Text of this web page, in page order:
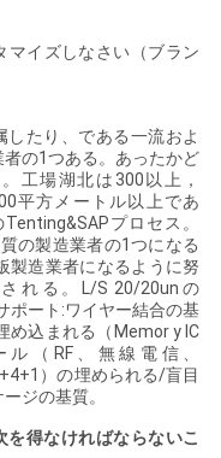
マイズしなさい（ブラン
したり、である一流およ
の1つある。あったかど
工場湖北は300以上，
平方メートル以上であ
プロセス。
の製造業者の1つになる
製造業者になるように努
れる。L/S 20/20unの
ポート:ワイヤー結合の基
め込まれる（Memor y IC
ル（RF、無線電信、
）の埋められる/盲目
ジの基質。
得なければならないこ